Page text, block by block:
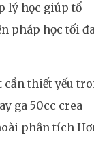
lý học giúp tổ
pháp học tối
cần thiết yếu
ga 50cc crea
phân tích